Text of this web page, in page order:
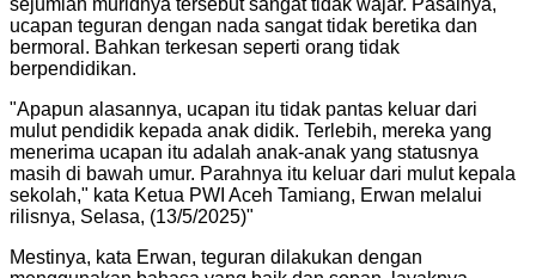
ucapan teguran dengan nada sangat tidak beretika dan
bermoral. Bahkan terkesan seperti orang tidak
berpendidikan.
"Apapun alasannya, ucapan itu tidak pantas keluar dari
mulut pendidik kepada anak didik. Terlebih, mereka yang
menerima ucapan itu adalah anak-anak yang statusnya
masih di bawah umur. Parahnya itu keluar dari mulut kepala
sekolah," kata Ketua PWI Aceh Tamiang, Erwan melalui
rilisnya, Selasa, (13/5/2025)"
Mestinya, kata Erwan, teguran dilakukan dengan